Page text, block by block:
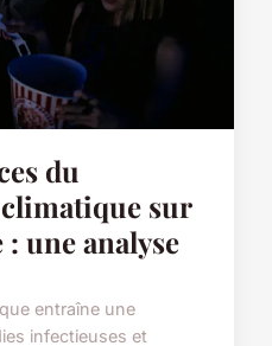
du
sur
une analyse
entraîne une
infectieuses et